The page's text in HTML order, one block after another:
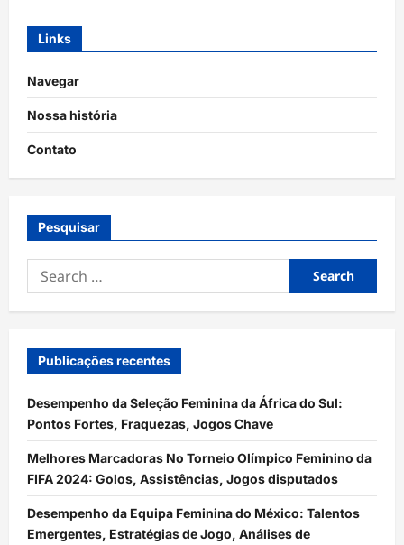
Links
Navegar
Nossa história
Contato
Pesquisar
Search
for:
Publicações recentes
Desempenho da Seleção Feminina da África do Sul:
Pontos Fortes, Fraquezas, Jogos Chave
Melhores Marcadoras No Torneio Olímpico Feminino da
FIFA 2024: Golos, Assistências, Jogos disputados
Desempenho da Equipa Feminina do México: Talentos
Emergentes, Estratégias de Jogo, Análises de